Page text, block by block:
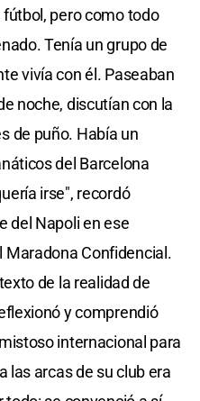
pero como todo
Tenía un grupo de
vivía con él. Paseaban
noche, discutían con la
de puño. Había un
del Barcelona
irse", recordó
del Napoli en ese
Confidencial.
de la realidad de
y comprendió
internacional para
las arcas de su club era